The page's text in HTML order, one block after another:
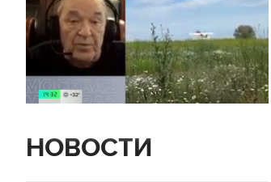
НОВОСТИ